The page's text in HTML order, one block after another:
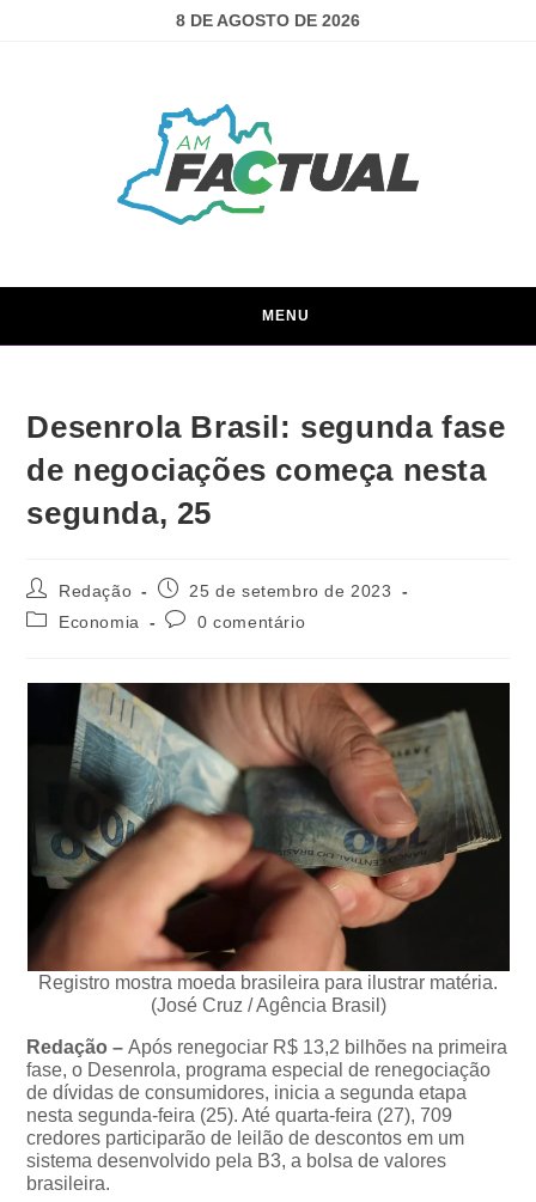
8 DE AGOSTO DE 2026
MENU
Desenrola Brasil: segunda fase
de negociações começa nesta
segunda, 25
Redação
25 de setembro de 2023
Economia
0 comentário
Registro mostra moeda brasileira para ilustrar matéria.
(José Cruz / Agência Brasil)
Redação –Após renegociar R$ 13,2 bilhões na primeira
fase, o Desenrola, programa especial de renegociação
de dívidas de consumidores, inicia a segunda etapa
nesta segunda-feira (25). Até quarta-feira (27), 709
credores participarão de leilão de descontos em um
sistema desenvolvido pela B3, a bolsa de valores
brasileira.